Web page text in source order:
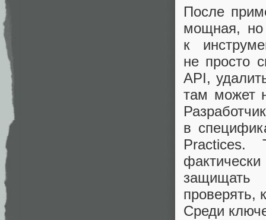
После
мощная, но
к
не просто
API,
там может
в
Practices.
защищать
проверять,
Среди